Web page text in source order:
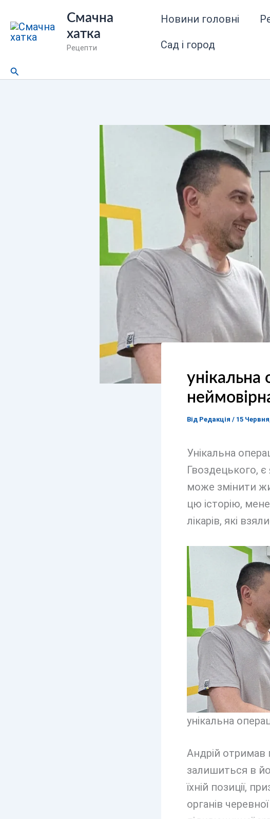
до
вмісту
Смачна
хатка
Рецепти
Новини головні
Сад і город
Пошук
унікальна
Від Редакція / 15
Унікальна
Гвоздецького,
може змінити
цю історію,
лікарів, які
унікальна
Андрій отримав
залишиться в
їхній позиції,
органів